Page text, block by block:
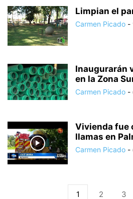
Limpian el
Carmen Picado -
Inaugurarán
en la Zona
Carmen Picado -
Vivienda fue
llamas en
Carmen Picado -
1 2 3